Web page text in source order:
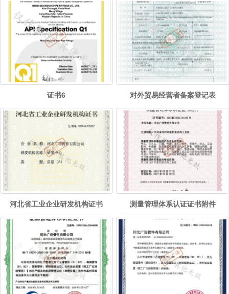
证书6 对外贸易经营者备案登记表
河北省工业企业研发机构证书 测量管理体系认证证书附件